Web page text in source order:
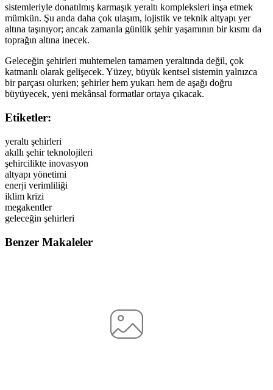
sistemleriyle donatılmış karmaşık yeraltı kompleksleri inşa etmek
mümkün. Şu anda daha çok ulaşım, lojistik ve teknik altyapı yer
altına taşınıyor; ancak zamanla günlük şehir yaşamının bir kısmı da
toprağın altına inecek.
Geleceğin şehirleri muhtemelen tamamen yeraltında değil, çok
katmanlı olarak gelişecek. Yüzey, büyük kentsel sistemin yalnızca
bir parçası olurken; şehirler hem yukarı hem de aşağı doğru
büyüyecek, yeni mekânsal formatlar ortaya çıkacak.
Etiketler:
yeraltı şehirleri
akıllı şehir teknolojileri
şehircilikte inovasyon
altyapı yönetimi
enerji verimliliği
iklim krizi
megakentler
geleceğin şehirleri
Benzer Makaleler